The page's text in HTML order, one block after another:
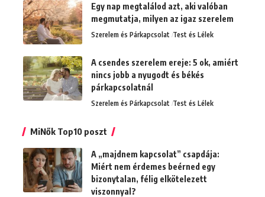
Egy nap megtalálod azt, aki valóban
megmutatja, milyen az igaz szerelem
Szerelem és Párkapcsolat Test és Lélek
A csendes szerelem ereje: 5 ok, amiért
nincs jobb a nyugodt és békés
párkapcsolatnál
Szerelem és Párkapcsolat Test és Lélek
MiNők Top10 poszt
A „majdnem kapcsolat” csapdája:
Miért nem érdemes beérned egy
bizonytalan, félig elkötelezett
viszonnyal?